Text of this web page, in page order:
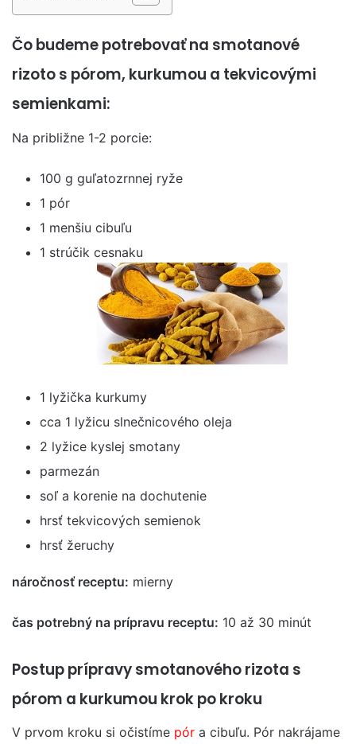
Čo budeme potrebovať na smotanové
rizoto s pórom, kurkumou a tekvicovými
semienkami:
Na približne 1-2 porcie:
100 g guľatozrnnej ryže
1 pór
1 menšiu cibuľu
1 strúčik cesnaku
1 lyžička kurkumy
cca 1 lyžicu slnečnicového oleja
2 lyžice kyslej smotany
parmezán
soľ a korenie na dochutenie
hrsť tekvicových semienok
hrsť žeruchy
náročnosť receptu: mierny
čas potrebný na prípravu receptu: 10 až 30 minút
Postup prípravy smotanového rizota s
pórom a kurkumou krok po kroku
V prvom kroku si očistíme pór a cibuľu. Pór nakrájame